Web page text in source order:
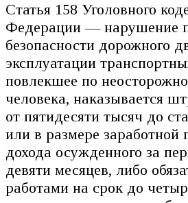
Статья 158 Уголовного
Федерации — нарушение
безопасности дорожного
эксплуатации
повлекшее по
человека, наказывается
от пятидесяти тысяч до
или в размере заработной
дохода осужденного за
девяти месяцев, либо
работами на срок до